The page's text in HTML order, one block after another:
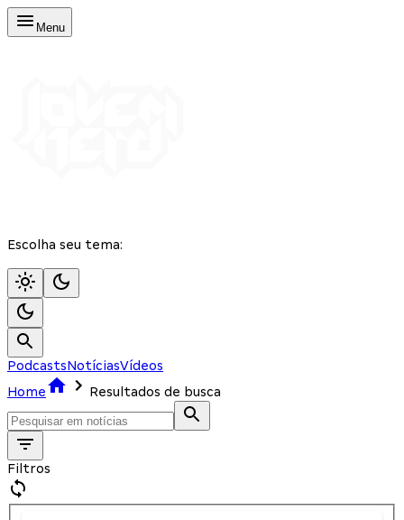
Menu
Escolha seu tema:
PodcastsNotíciasVídeos
Home
Resultados de busca
Filtros